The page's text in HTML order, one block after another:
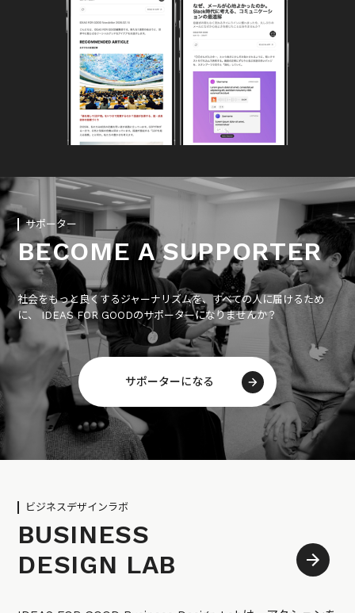
サポーター
BECOME A SUPPORTER
社会をもっと良くするジャーナリズムを、すべての人に届けるため
に、 IDEAS FOR GOODのサポーターになりませんか？
サポーターになる
ビジネスデザインラボ
BUSINESS
DESIGN LAB